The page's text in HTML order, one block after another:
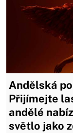
Andělská
Přijímejte
andělé
světlo jako